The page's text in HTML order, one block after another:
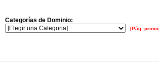
Categorías de Dominio:
[Pág.